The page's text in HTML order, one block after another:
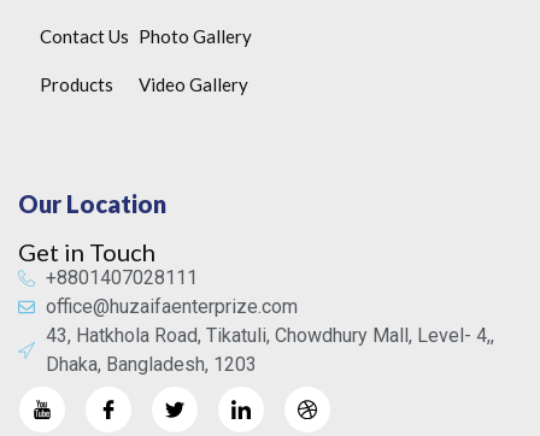
Contact Us
Products
Photo Gallery
Video Gallery
Our Location
Get in Touch
+8801407028111
office@huzaifaenterprize.com
43, Hatkhola Road, Tikatuli, Chowdhury Mall, Level- 4,,
Dhaka, Bangladesh, 1203